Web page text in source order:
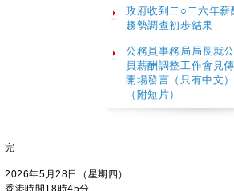
政府收到二○二六年薪
趨勢調查初步結果
公務員事務局局長就
員薪酬調整工作會見
開場發言（只有中文）
（附短片）
完
2026年5月28日（星期四）
香港時間18時45分